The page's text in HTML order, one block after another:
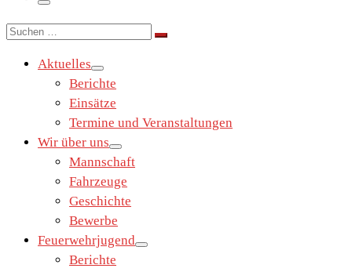
Menü
Suche
Suchen …
Aktuelles
Berichte
Einsätze
Termine und Veranstaltungen
Wir über uns
Mannschaft
Fahrzeuge
Geschichte
Bewerbe
Feuerwehrjugend
Berichte